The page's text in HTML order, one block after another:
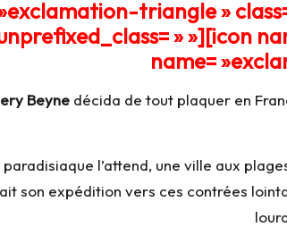
triangle »
» »][icon
name=
Beynedécida de tout plaquer en
paradisiaque l’attend, une ville aux
son expédition vers ces contrées